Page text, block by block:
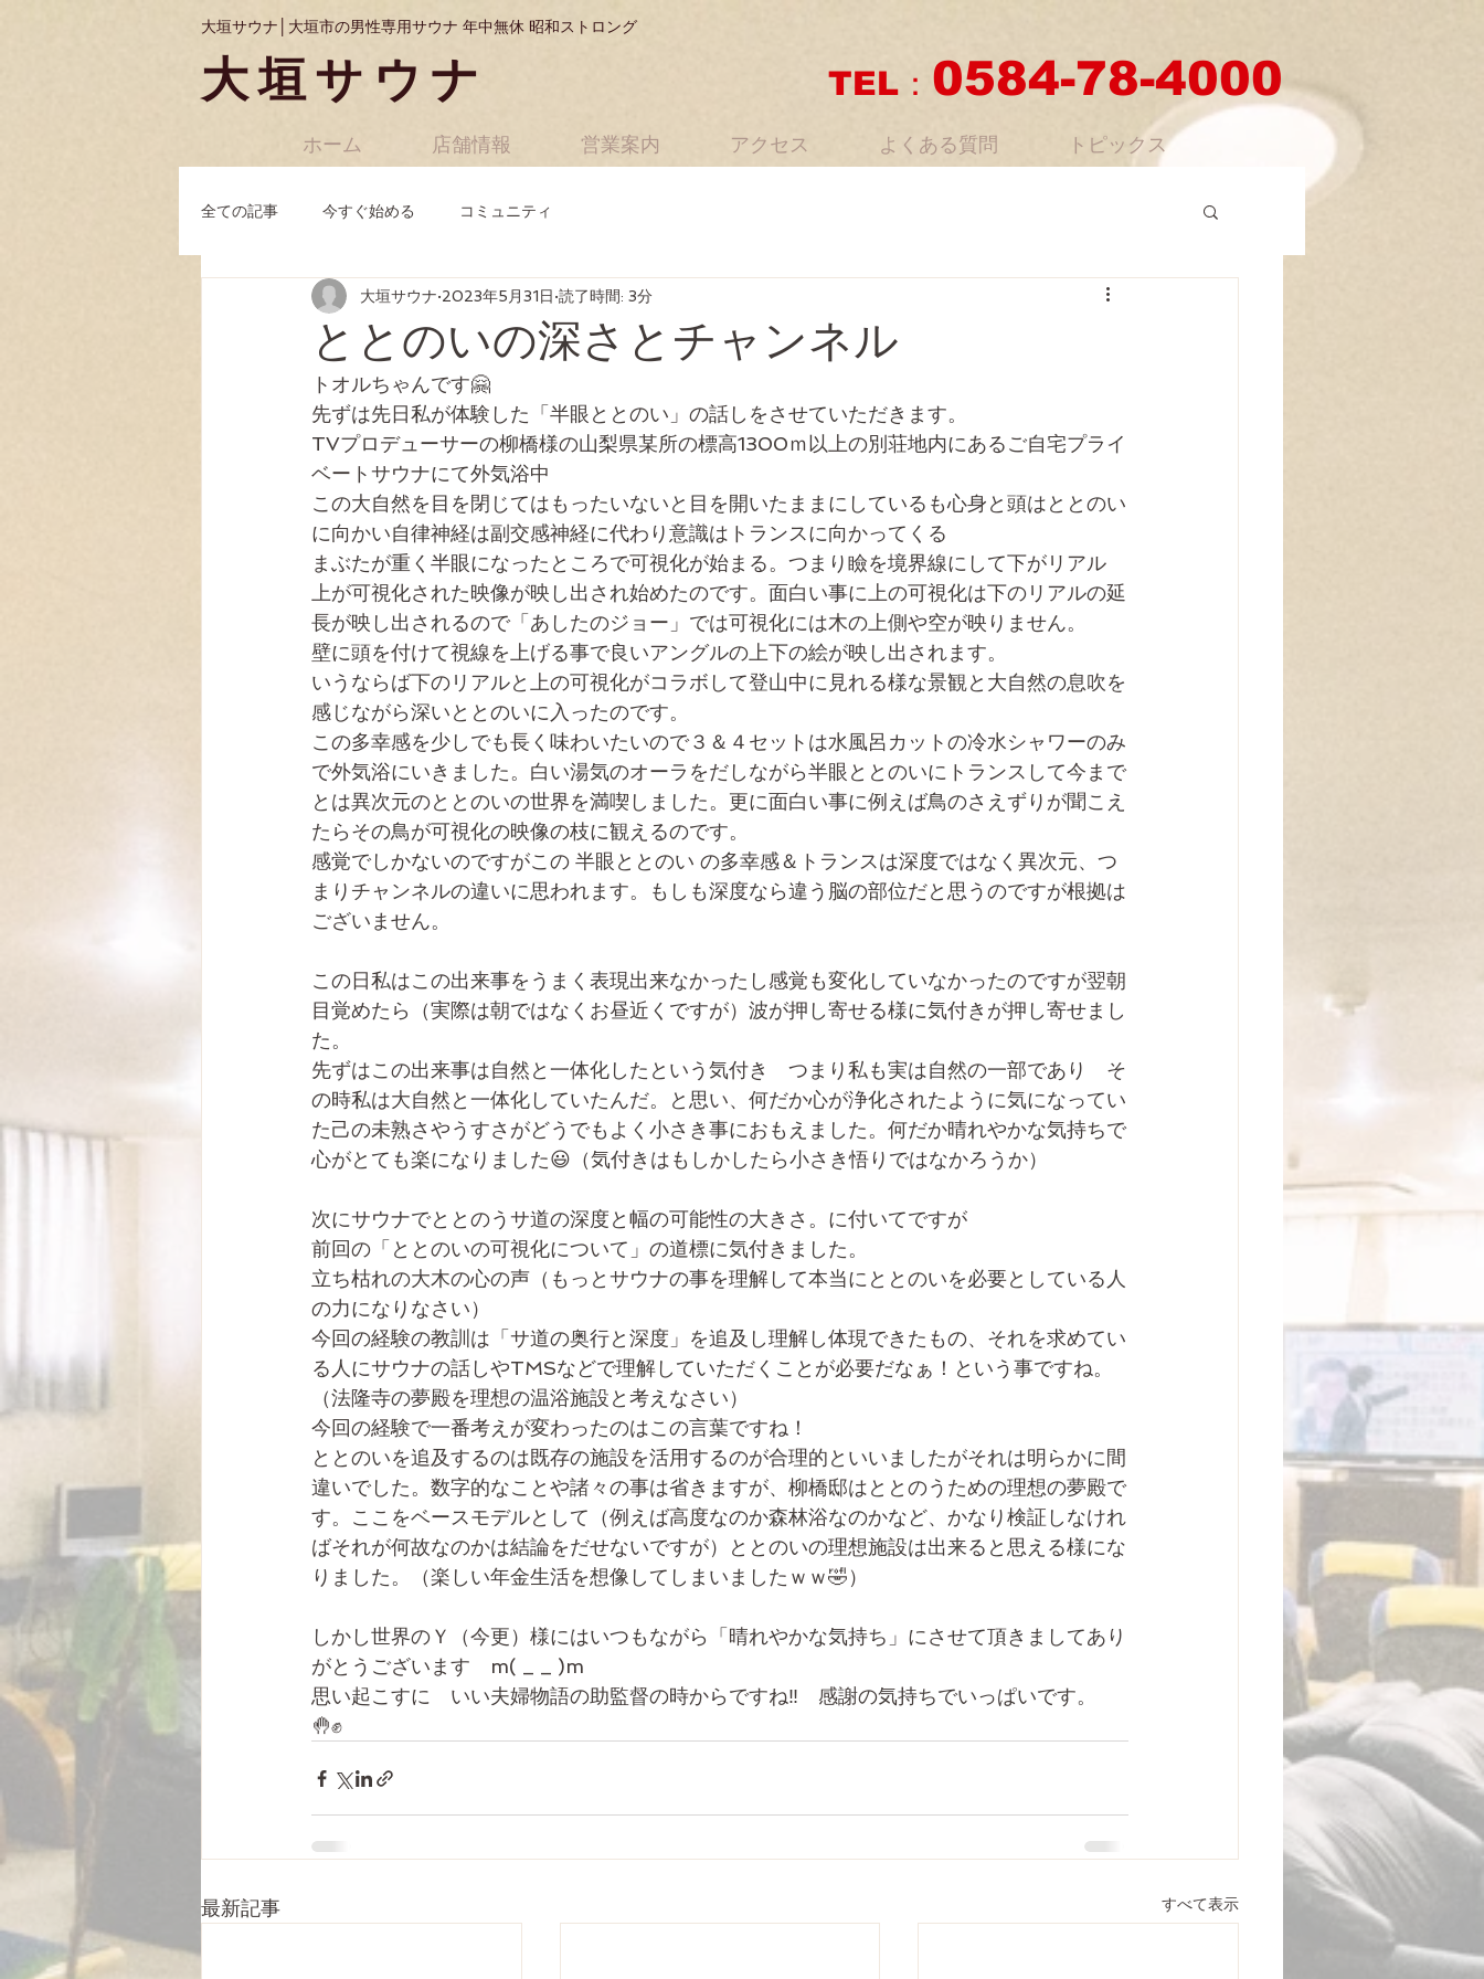
大垣サウナ│大垣市の男性専用サウナ 年中無休 昭和ストロング
大垣サウナ TEL： 0584-78-4000
ホーム 店舗情報 営業案内 アクセス よくある質問 トピックス
全ての記事 今すぐ始める コミュニティ
ととのいの深さとチャンネル
大垣サウナ 2023年5月31日 読了時間: 3分
トオルちゃんです🤗
先ずは先日私が体験した「半眼ととのい」の話しをさせていただきます。
TVプロデューサーの柳橋様の山梨県某所の標高1300ｍ以上の別荘地内にあるご自宅プライ
ベートサウナにて外気浴中
この大自然を目を閉じてはもったいないと目を開いたままにしているも心身と頭はととのい
に向かい自律神経は副交感神経に代わり意識はトランスに向かってくる
まぶたが重く半眼になったところで可視化が始まる。つまり瞼を境界線にして下がリアル
上が可視化された映像が映し出され始めたのです。面白い事に上の可視化は下のリアルの延
長が映し出されるので「あしたのジョー」では可視化には木の上側や空が映りません。
壁に頭を付けて視線を上げる事で良いアングルの上下の絵が映し出されます。
いうならば下のリアルと上の可視化がコラボして登山中に見れる様な景観と大自然の息吹を
感じながら深いととのいに入ったのです。
この多幸感を少しでも長く味わいたいので３＆４セットは水風呂カットの冷水シャワーのみ
で外気浴にいきました。白い湯気のオーラをだしながら半眼ととのいにトランスして今まで
とは異次元のととのいの世界を満喫しました。更に面白い事に例えば鳥のさえずりが聞こえ
たらその鳥が可視化の映像の枝に観えるのです。
感覚でしかないのですがこの 半眼ととのい の多幸感＆トランスは深度ではなく異次元、つ
まりチャンネルの違いに思われます。もしも深度なら違う脳の部位だと思うのですが根拠は
ございません。
この日私はこの出来事をうまく表現出来なかったし感覚も変化していなかったのですが翌朝
目覚めたら（実際は朝ではなくお昼近くですが）波が押し寄せる様に気付きが押し寄せまし
た。
先ずはこの出来事は自然と一体化したという気付き　つまり私も実は自然の一部であり　そ
の時私は大自然と一体化していたんだ。と思い、何だか心が浄化されたように気になってい
た己の未熟さやうすさがどうでもよく小さき事におもえました。何だか晴れやかな気持ちで
心がとても楽になりました😃（気付きはもしかしたら小さき悟りではなかろうか）
次にサウナでととのうサ道の深度と幅の可能性の大きさ。に付いてですが
前回の「ととのいの可視化について」の道標に気付きました。
立ち枯れの大木の心の声（もっとサウナの事を理解して本当にととのいを必要としている人
の力になりなさい）
今回の経験の教訓は「サ道の奥行と深度」を追及し理解し体現できたもの、それを求めてい
る人にサウナの話しやTMSなどで理解していただくことが必要だなぁ！という事ですね。
（法隆寺の夢殿を理想の温浴施設と考えなさい）
今回の経験で一番考えが変わったのはこの言葉ですね！
ととのいを追及するのは既存の施設を活用するのが合理的といいましたがそれは明らかに間
違いでした。数字的なことや諸々の事は省きますが、柳橋邸はととのうための理想の夢殿で
す。ここをベースモデルとして（例えば高度なのか森林浴なのかなど、かなり検証しなけれ
ばそれが何故なのかは結論をだせないですが）ととのいの理想施設は出来ると思える様にな
りました。（楽しい年金生活を想像してしまいましたｗｗ🤣）
しかし世界のＹ（今更）様にはいつもながら「晴れやかな気持ち」にさせて頂きましてあり
がとうございます　m( _ _ )m
思い起こすに　いい夫婦物語の助監督の時からですね‼　感謝の気持ちでいっぱいです。
🤚✊
最新記事 すべて表示